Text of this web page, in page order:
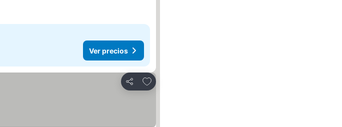
Ver precios
Compartir
Añadir a favoritos